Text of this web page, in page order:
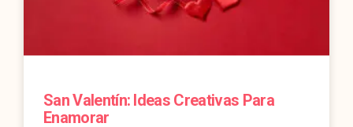
San Valentín: Ideas Creativas Para
Enamorar